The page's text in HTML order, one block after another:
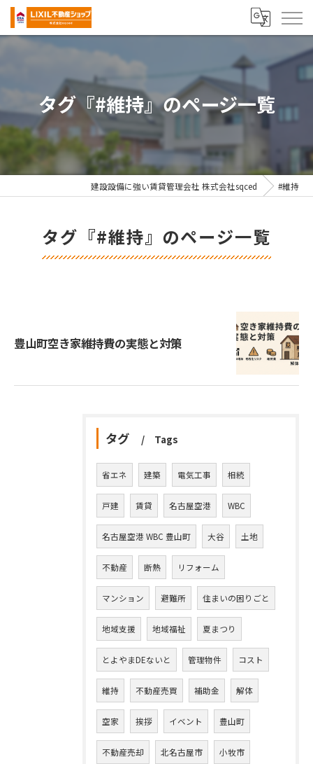
タグ『#維持』のページ一覧
建設設備に強い賃貸管理会社 株式会社sqced #維持
タグ『#維持』のページ一覧
豊山町空き家維持費の実態と対策
タグ Tags
省エネ 建築 電気工事 相続
戸建 賃貸 名古屋空港 WBC
名古屋空港 WBC 豊山町 大谷 土地
不動産 断熱 リフォーム
マンション 避難所 住まいの困りごと
地域支援 地域福祉 夏まつり
とよやまDEないと 管理物件 コスト
維持 不動産売買 補助金 解体
空家 挨拶 イベント 豊山町
不動産売却 北名古屋市 小牧市